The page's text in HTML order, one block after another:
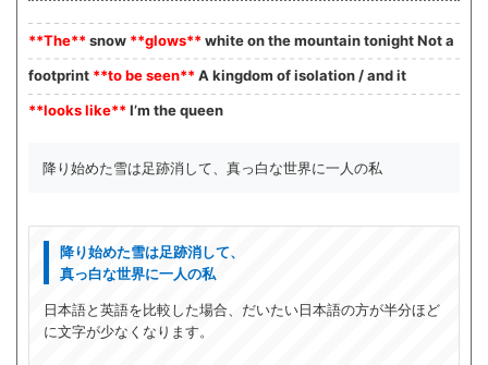
**The**snow **glows**white on the mountain tonight Not a
footprint **to be seen**A kingdom of isolation / and it
**looks like**I’m the queen
降り始めた雪は足跡消して、真っ白な世界に一人の私
降り始めた雪は足跡消して、
真っ白な世界に一人の私
日本語と英語を比較した場合、だいたい日本語の方が半分ほど
に文字が少なくなります。